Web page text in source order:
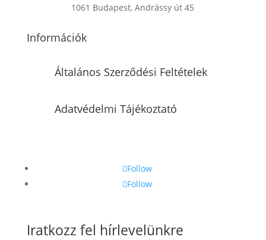
1061 Budapest, Andrássy út 45
Információk
Általános Szerződési Feltételek
Adatvédelmi Tájékoztató
Follow
Follow
Iratkozz fel hírlevelünkre